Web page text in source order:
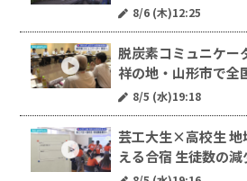
8/6 (木)12:25
脱炭素コミュニケー
祥の地・山形市で全
8/5 (水)19:18
芸工大生×高校生 地
える合宿 生徒数の